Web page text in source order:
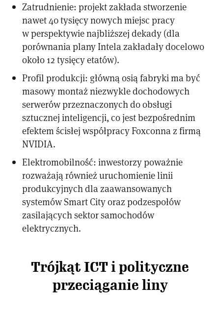
Zatrudnienie: projekt zakłada stworzenie
nawet 40 tysięcy nowych miejsc pracy
w perspektywie najbliższej dekady (dla
porównania plany Intela zakładały docelowo
około 12 tysięcy etatów).
Profil produkcji: główną osią fabryki ma być
masowy montaż niezwykle dochodowych
serwerów przeznaczonych do obsługi
sztucznej inteligencji, co jest bezpośrednim
efektem ścisłej współpracy Foxconna z firmą
NVIDIA.
Elektromobilność: inwestorzy poważnie
rozważają również uruchomienie linii
produkcyjnych dla zaawansowanych
systemów Smart City oraz podzespołów
zasilających sektor samochodów
elektrycznych.
Trójkąt ICT i polityczne
przeciąganie liny